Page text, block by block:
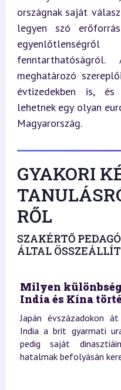
országnak saját
legyen szó
meghatározó
évtizedekben is, és
lehetnek egy olyan
Magyarország.
GYAKORI
RŐL
SZAKÉRTŐ
ÁLTAL
Milyen
India és Kína
Japán évszázadokon
India a brit gyarmati
pedig saját
hatalmak befolyásán